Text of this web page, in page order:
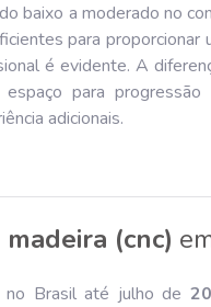
baixo a moderado no
para
é evidente. A
para
adicionais.
(cnc)
no Brasil até julho de